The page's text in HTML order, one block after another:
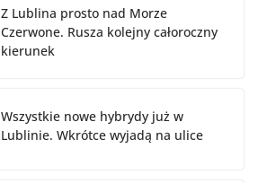
Z Lublina prosto nad Morze
Czerwone. Rusza kolejny całoroczny
kierunek
Wszystkie nowe hybrydy już w
Lublinie. Wkrótce wyjadą na ulice